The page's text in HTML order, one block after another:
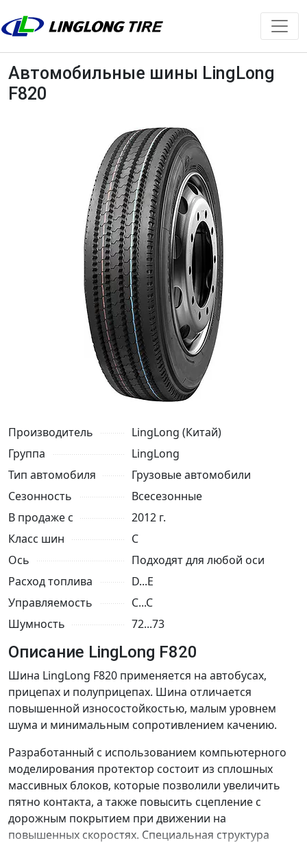
Автомобильные шины LingLong
F820
Производитель
LingLong (Китай)
Группа
LingLong
Тип автомобиля
Грузовые автомобили
Сезонность
Всесезонные
В продаже с
2012 г.
Класс шин
C
Ось
Подходят для любой оси
Расход топлива
D...E
Управляемость
C...C
Шумность
72...73
Описание LingLong F820
Шина LingLong F820 применяется на автобусах,
прицепах и полуприцепах. Шина отличается
повышенной износостойкостью, малым уровнем
шума и минимальным сопротивлением качению.
Разработанный с использованием компьютерного
моделирования протектор состоит из сплошных
массивных блоков, которые позволили увеличить
пятно контакта, а также повысить сцепление с
дорожным покрытием при движении на
повышенных скоростях. Специальная структура